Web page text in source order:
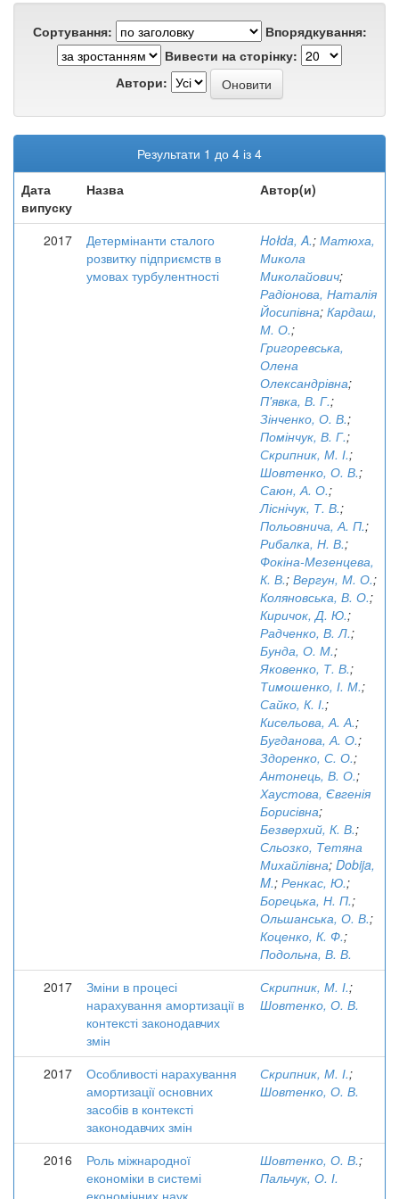
Сортування:
Впорядкування:
Вивести на сторінку:
Автори:
Результати 1 до 4 із 4
Дата
випуску
Назва Автор(и)
2017
Детермінанти сталого
розвитку підприємств в
умовах турбулентності
Hołda, A.; Матюха,
Микола
Миколайович;
Радіонова, Наталія
Йосипівна; Кардаш,
М. О.;
Григоревська,
Олена
Олександрівна;
П'явка, В. Г.;
Зінченко, О. В.;
Помінчук, В. Г.;
Скрипник, М. І.;
Шовтенко, О. В.;
Саюн, А. О.;
Ліснічук, Т. В.;
Польовнича, А. П.;
Рибалка, Н. В.;
Фокіна-Мезенцева,
К. В.; Вергун, М. О.;
Коляновська, В. О.;
Киричок, Д. Ю.;
Радченко, В. Л.;
Бунда, О. М.;
Яковенко, Т. В.;
Тимошенко, І. М.;
Сайко, К. І.;
Кисельова, А. А.;
Бугданова, А. О.;
Здоренко, С. О.;
Антонець, В. О.;
Хаустова, Євгенія
Борисівна;
Безверхий, К. В.;
Сльозко, Тетяна
Михайлівна; Dobija,
M.; Ренкас, Ю.;
Борецька, Н. П.;
Ольшанська, О. В.;
Коценко, К. Ф.;
Подольна, В. В.
2017
Зміни в процесі
нарахування амортизації в
контексті законодавчих
змін
Скрипник, М. І.;
Шовтенко, О. В.
2017
Особливості нарахування
амортизації основних
засобів в контексті
законодавчих змін
Скрипник, М. І.;
Шовтенко, О. В.
2016
Роль міжнародної
економіки в системі
економічних наук
Шовтенко, О. В.;
Пальчук, О. І.